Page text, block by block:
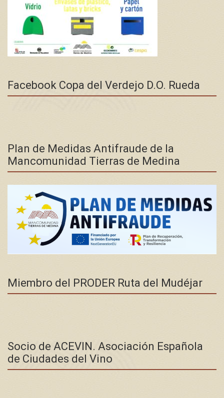
Facebook Copa del Verdejo D.O. Rueda
Plan de Medidas Antifraude de la
Mancomunidad Tierras de Medina
Miembro del PRODER Ruta del Mudéjar
Socio de ACEVIN. Asociación Española
de Ciudades del Vino